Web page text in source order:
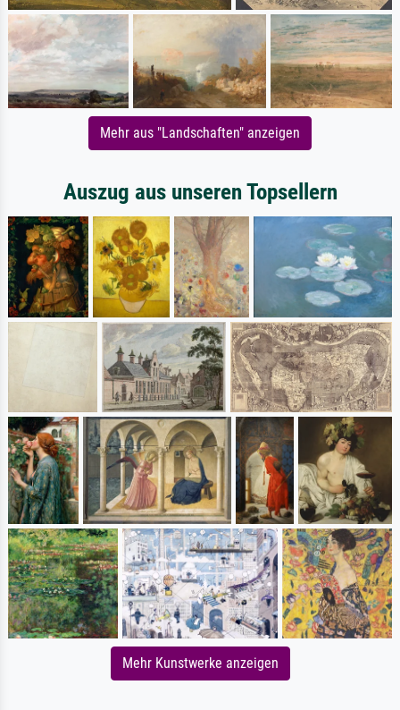
Mehr aus "Landschaften" anzeigen
Auszug aus unseren Topsellern
Mehr Kunstwerke anzeigen